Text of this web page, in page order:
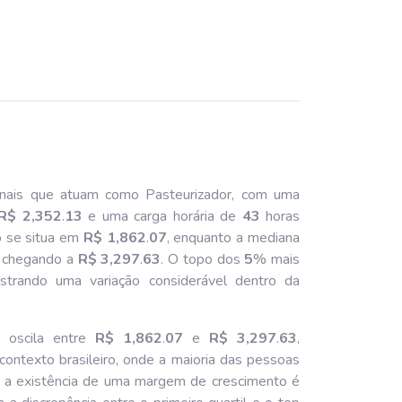
que atuam como Pasteurizador, com uma
2,352.13 e uma carga horária de 43 horas
se situa em R$ 1,862.07, enquanto a mediana
a R$ 3,297.63. O topo dos 5% mais
uma variação considerável dentro da
oscila entre R$ 1,862.07 e R$ 3,297.63,
brasileiro, onde a maioria das pessoas
existência de uma margem de crescimento é